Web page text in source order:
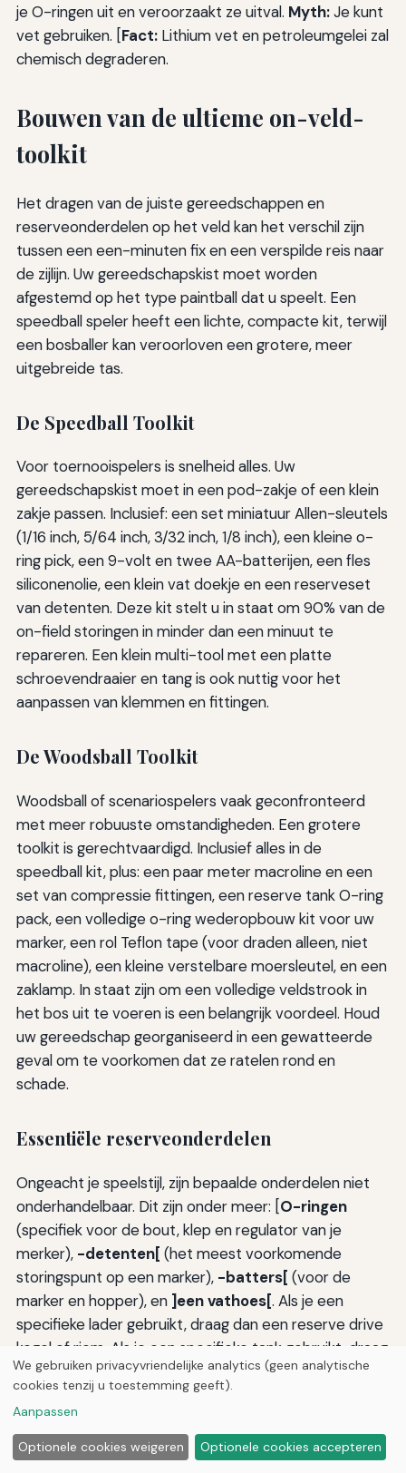
je O-ringen uit en veroorzaakt ze uitval. Myth:Je kunt
vet gebruiken. [Fact:Lithium vet en petroleumgelei zal
chemisch degraderen.
Bouwen van de ultieme on-veld-
toolkit
Het dragen van de juiste gereedschappen en
reserveonderdelen op het veld kan het verschil zijn
tussen een een-minuten fix en een verspilde reis naar
de zijlijn. Uw gereedschapskist moet worden
afgestemd op het type paintball dat u speelt. Een
speedball speler heeft een lichte, compacte kit, terwijl
een bosballer kan veroorloven een grotere, meer
uitgebreide tas.
De Speedball Toolkit
Voor toernooispelers is snelheid alles. Uw
gereedschapskist moet in een pod-zakje of een klein
zakje passen. Inclusief: een set miniatuur Allen-sleutels
(1/16 inch, 5/64 inch, 3/32 inch, 1/8 inch), een kleine o-
ring pick, een 9-volt en twee AA-batterijen, een fles
siliconenolie, een klein vat doekje en een reserveset
van detenten. Deze kit stelt u in staat om 90% van de
on-field storingen in minder dan een minuut te
repareren. Een klein multi-tool met een platte
schroevendraaier en tang is ook nuttig voor het
aanpassen van klemmen en fittingen.
De Woodsball Toolkit
Woodsball of scenariospelers vaak geconfronteerd
met meer robuuste omstandigheden. Een grotere
toolkit is gerechtvaardigd. Inclusief alles in de
speedball kit, plus: een paar meter macroline en een
set van compressie fittingen, een reserve tank O-ring
pack, een volledige o-ring wederopbouw kit voor uw
marker, een rol Teflon tape (voor draden alleen, niet
macroline), een kleine verstelbare moersleutel, en een
zaklamp. In staat zijn om een volledige veldstrook in
het bos uit te voeren is een belangrijk voordeel. Houd
uw gereedschap georganiseerd in een gewatteerde
geval om te voorkomen dat ze ratelen rond en
schade.
Essentiële reserveonderdelen
Ongeacht je speelstijl, zijn bepaalde onderdelen niet
onderhandelbaar. Dit zijn onder meer: [O-ringen
(specifiek voor de bout, klep en regulator van je
merker), -detenten[ (het meest voorkomende
storingspunt op een marker), -batters[ (voor de
marker en hopper), en ]een vathoes[. Als je een
specifieke lader gebruikt, draag dan een reserve drive
kegel of riem. Als je een specifieke tank gebruikt, draag
dan een reserve barstschijf en vul een nippeldop.
Proactieve spelers stock hun tas met deze
onderdelen voordat ze falen.
We gebruiken privacyvriendelijke analytics (geen analytische
cookies tenzij u toestemming geeft).
Aanpassen
Optionele cookies weigeren Optionele cookies accepteren